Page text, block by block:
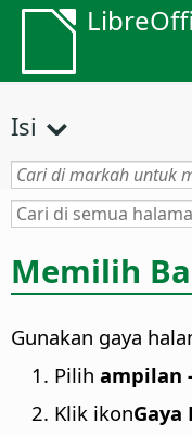
Isi
Memilih
Gunakan gaya
Pilih ampilan
Klik ikonGaya